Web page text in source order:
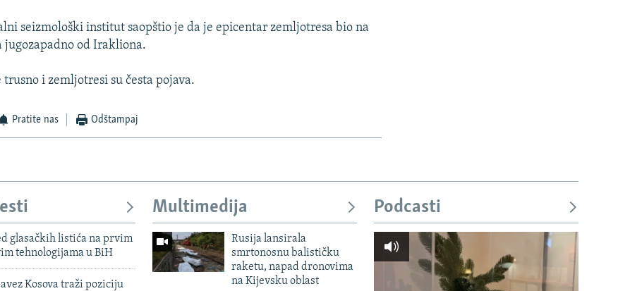
seizmološki institut saopštio je da je epicentar zemljotresa bio na
jugozapadno od Irakliona.
trusno i zemljotresi su česta pojava.
Pratite nas Odštampaj
glasačkih listića na prvim
tehnologijama u BiH
Kosova traži poziciju
Multimedija
Rusija lansirala
smrtonosnu balističku
raketu, napad dronovima
na Kijevsku oblast
Podcasti